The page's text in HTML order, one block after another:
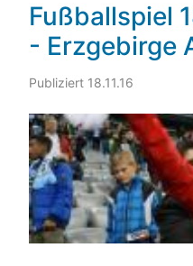
Fußballspiel
- Erzgebirge
Publiziert 18.11.16